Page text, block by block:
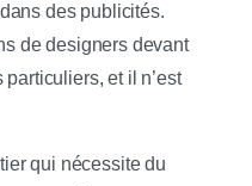
des publicités.
de designers devant
particuliers, et il n’est
qui nécessite du